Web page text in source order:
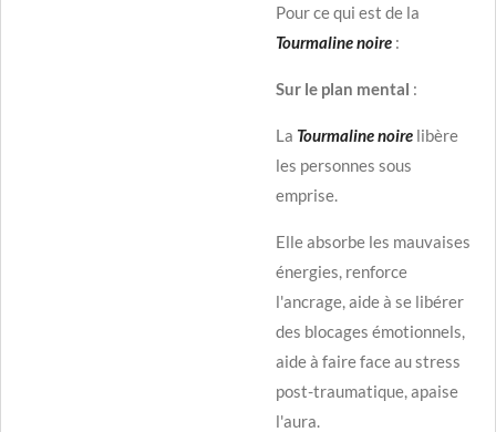
Pour ce qui est de la
Tourmaline noire :
Sur le plan mental :
La Tourmaline noire libère
les personnes sous
emprise.
Elle absorbe les mauvaises
énergies, renforce
l'ancrage, aide à se libérer
des blocages émotionnels,
aide à faire face au stress
post-traumatique, apaise
l'aura.